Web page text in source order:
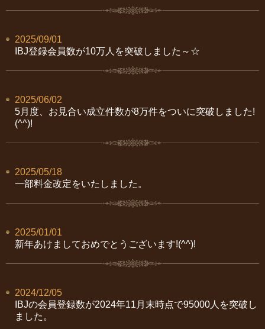
2025/09/01
IBJ登録会員数が10万人を突破しました～☆
2025/06/02
5月度、お見合い成立件数が8万件をついに突破しました!
(^^)!
2025/05/18
一部料金改定をいたしました。
2025/01/01
新年あけましておめでとうございます!(^^)!
2024/12/05
IBJの会員登録数が2024年11月末時点で95000人を突破し
ました。